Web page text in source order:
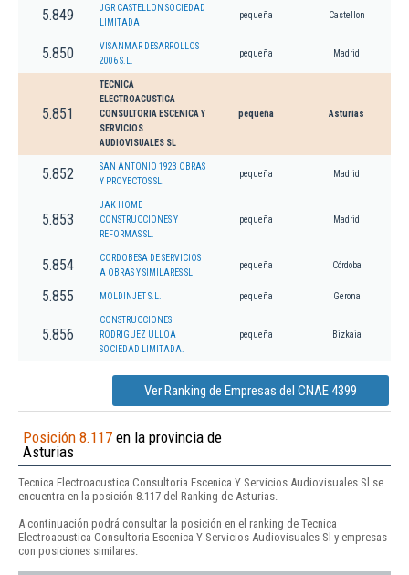
5.849
JGR CASTELLON SOCIEDAD
LIMITADA
pequeña Castellon
5.850
VISANMAR DESARROLLOS
2006 S.L.
pequeña Madrid
5.851
TECNICA
ELECTROACUSTICA
CONSULTORIA ESCENICA Y
SERVICIOS
AUDIOVISUALES SL
pequeña Asturias
5.852
SAN ANTONIO 1923 OBRAS
Y PROYECTOS SL.
pequeña Madrid
5.853
JAK HOME
CONSTRUCCIONES Y
REFORMAS SL.
pequeña Madrid
5.854
CORDOBESA DE SERVICIOS
A OBRAS Y SIMILARES SL
pequeña Córdoba
5.855 MOLDINJET S.L. pequeña Gerona
5.856
CONSTRUCCIONES
RODRIGUEZ ULLOA
SOCIEDAD LIMITADA.
pequeña Bizkaia
Ver Ranking de Empresas del CNAE 4399
Posición 8.117 en la provincia de
Asturias
Tecnica Electroacustica Consultoria Escenica Y Servicios Audiovisuales Sl se
encuentra en la posición 8.117 del Ranking de Asturias.
A continuación podrá consultar la posición en el ranking de Tecnica
Electroacustica Consultoria Escenica Y Servicios Audiovisuales Sl y empresas
con posiciones similares: